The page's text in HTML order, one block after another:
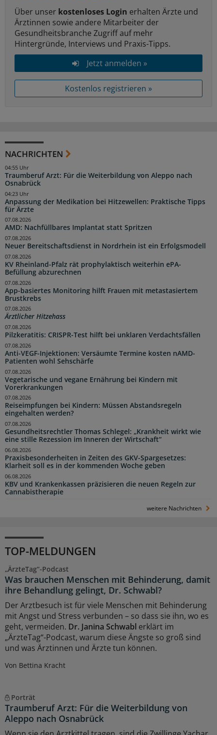
Über unser kostenloses Login erhalten Ärzte und
Ärztinnen sowie andere Mitarbeiter der
Gesundheitsbranche Zugriff auf mehr
Hintergründe, Interviews und Praxis-Tipps.
Jetzt anmelden »
Kostenlos registrieren »
NACHRICHTEN
Traumberuf Arzt: Für die Weiterbildung von Aleppo nach
Osnabrück
04:55 Uhr
Anpassung der Medikation bei Hitzewellen: Praktische Tipps
für Ärzte
04:23 Uhr
AMD: Nachfüllbares Implantat statt Spritzen
07.08.2026
Neuer Bereitschaftsdienst in Nordrhein ist ein Erfolgsmodell
07.08.2026
KV Rheinland-Pfalz rät prophylaktisch weiterhin ePA-
Befüllung abzurechnen
07.08.2026
App-basiertes Monitoring hilft Frauen mit metastasiertem
Brustkrebs
07.08.2026
Ärztlicher Hitzehass
07.08.2026
Pilzkeratitis: CRISPR-Test hilft bei unklaren Verdachtsfällen
07.08.2026
Anti-VEGF-Injektionen: Versäumte Termine kosten nAMD-
Patienten wohl Sehschärfe
07.08.2026
Vegetarische und vegane Ernährung bei Kindern mit
Vorerkrankungen
07.08.2026
Reiseimpfungen bei Kindern: Müssen Abstandsregeln
eingehalten werden?
07.08.2026
Gesundheitsrechtler Thomas Schlegel: „Krankheit wirkt wie
eine stille Rezession im Inneren der Wirtschaft“
07.08.2026
Praxisbesonderheiten in Zeiten des GKV-Spargesetzes:
Klarheit soll es in der kommenden Woche geben
06.08.2026
KBV und Krankenkassen präzisieren die neuen Regeln zur
Cannabistherapie
06.08.2026
weitere Nachrichten
TOP-MELDUNGEN
„ÄrzteTag“-Podcast
Was brauchen Menschen mit Behinderung, damit
ihre Behandlung gelingt, Dr. Schwabl?
Der Arztbesuch ist für viele Menschen mit Behinderung
mit Angst und Stress verbunden – so dass sie ihn, wo es
geht, vermeiden. Dr. Janina Schwabl erklärt im
„ÄrzteTag“-Podcast, warum diese Ängste so groß sind
und was Ärztinnen und Ärzte tun können.
Von Bettina Kracht
Porträt
Traumberuf Arzt: Für die Weiterbildung von
Aleppo nach Osnabrück